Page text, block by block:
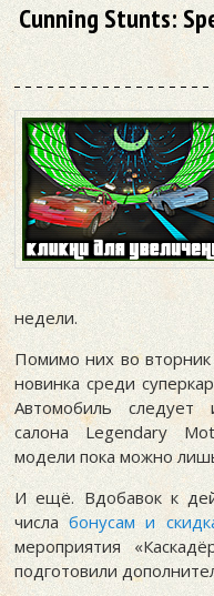
Cunning Stunts:
недели.
Помимо них во вторник
новинка среди
Автомобиль следует
салона Legendary
модели пока можно
И ещё. Вдобавок к
числабонусам и
мероприятия
подготовили